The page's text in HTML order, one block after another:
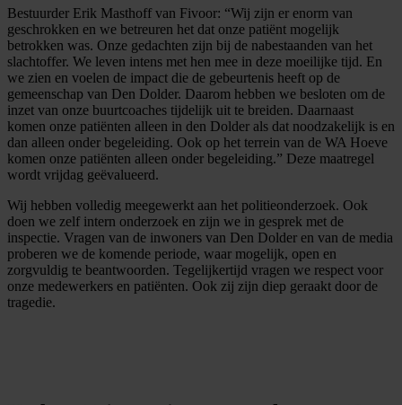
Bestuurder Erik Masthoff van Fivoor: “Wij zijn er enorm van
geschrokken en we betreuren het dat onze patiënt mogelijk
betrokken was. Onze gedachten zijn bij de nabestaanden van het
slachtoffer. We leven intens met hen mee in deze moeilijke tijd. En
we zien en voelen de impact die de gebeurtenis heeft op de
gemeenschap van Den Dolder. Daarom hebben we besloten om de
inzet van onze buurtcoaches tijdelijk uit te breiden. Daarnaast
komen onze patiënten alleen in den Dolder als dat noodzakelijk is en
dan alleen onder begeleiding. Ook op het terrein van de WA Hoeve
komen onze patiënten alleen onder begeleiding.” Deze maatregel
wordt vrijdag geëvalueerd.
Wij hebben volledig meegewerkt aan het politieonderzoek. Ook
doen we zelf intern onderzoek en zijn we in gesprek met de
inspectie. Vragen van de inwoners van Den Dolder en van de media
proberen we de komende periode, waar mogelijk, open en
zorgvuldig te beantwoorden. Tegelijkertijd vragen we respect voor
onze medewerkers en patiënten. Ook zij zijn diep geraakt door de
tragedie.